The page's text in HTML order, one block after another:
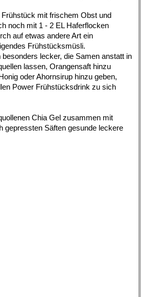
mit frischem Obst und
noch mit 1 - 2 EL Haferflocken
auf etwas andere Art ein
Frühstücksmüsli.
lecker, die Samen anstatt in
lassen, Orangensaft hinzu
oder Ahornsirup hinzu geben,
Power Frühstücksdrink zu sich
Chia Gel zusammen mit
gepressten Säften gesunde leckere